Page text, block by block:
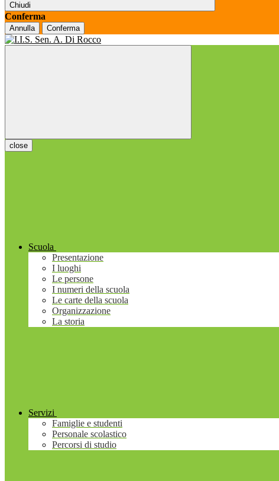
Chiudi
Conferma
Annulla Conferma
close
Scuola
Presentazione
I luoghi
Le persone
I numeri della scuola
Le carte della scuola
Organizzazione
La storia
Servizi
Famiglie e studenti
Personale scolastico
Percorsi di studio